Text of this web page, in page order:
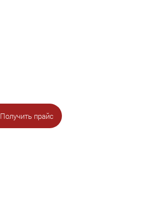
Получить прайс